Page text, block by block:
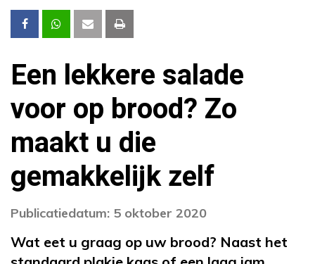
Een lekkere salade
voor op brood? Zo
maakt u die
gemakkelijk zelf
Publicatiedatum: 5 oktober 2020
Wat eet u graag op uw brood? Naast het